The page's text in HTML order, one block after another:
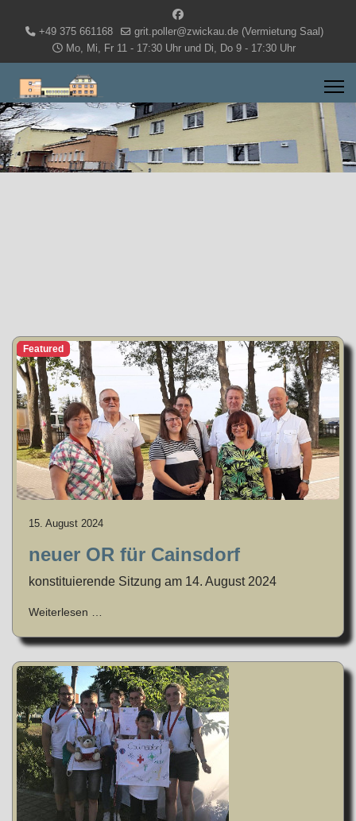
+49 375 661168
grit.poller@zwickau.de (Vermietung Saal)
Mo, Mi, Fr 11 - 17:30 Uhr und Di, Do 9 - 17:30 Uhr
Featured
15. August 2024
neuer OR für Cainsdorf
konstituierende Sitzung am 14. August 2024
Weiterlesen …